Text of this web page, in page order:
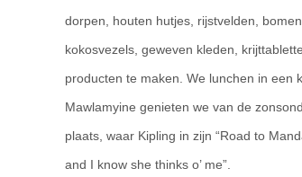
dorpen, houten hutjes, rijstvelden,
kokosvezels, geweven kleden,
producten te maken. We lunchen in een
Mawlamyine genieten we van de
plaats, waar Kipling in zijn “Road to
and I know she thinks o’ me”.